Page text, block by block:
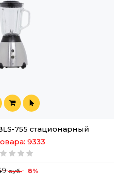
755 стационарный
9333
руб. 8%